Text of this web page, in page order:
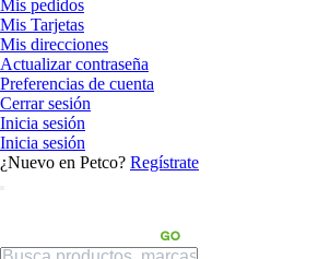
Mis pedidos
Mis Tarjetas
Mis direcciones
Actualizar contraseña
Preferencias de cuenta
Cerrar sesión
Inicia sesión
Inicia sesión
¿Nuevo en Petco? Regístrate